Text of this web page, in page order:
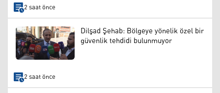
2 saat önce
Dilşad Şehab: Bölgeye yönelik özel bir
güvenlik tehdidi bulunmuyor
2 saat önce